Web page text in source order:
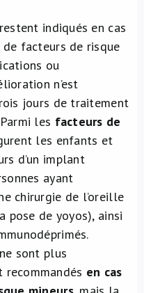
indiqués en cas
facteurs de risque
ou
n’est
jours de traitement
les facteurs de
les enfants et
d’un implant
ayant
chirurgie de l’oreille
pose de yoyos), ainsi
sont plus
en cas